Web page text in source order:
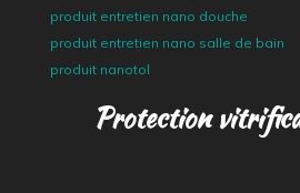
produit entretien nano douche
produit entretien nano salle de bain
produit nanotol
Protection